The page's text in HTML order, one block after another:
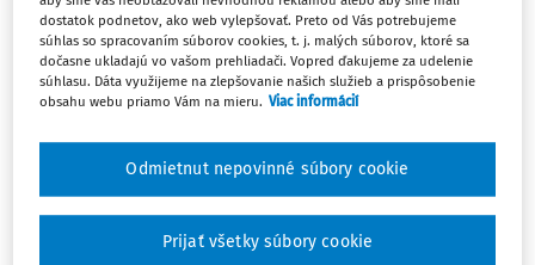
Celý odborný obsah z tejto oblasti je
dostupný predplatiteľom portálu.
obsahu a získajte prístup na 10 dní
zdarma, stačí sa len zaregistrovať.
Vďaka registrácii získate prístup aj k
dostatok podnetov, ako web vylepšovať. Preto od Vás potrebujeme
súhlas so spracovaním súborov cookies, t. j. malých súborov, ktoré sa
dočasne ukladajú vo vašom prehliadači. Vopred ďakujeme za udelenie
súhlasu. Dáta využijeme na zlepšovanie našich služieb a prispôsobenie
obsahu webu priamo Vám na mieru. Viac informácií
Odmietnut nepovinné súbory cookie
Prijať všetky súbory cookie